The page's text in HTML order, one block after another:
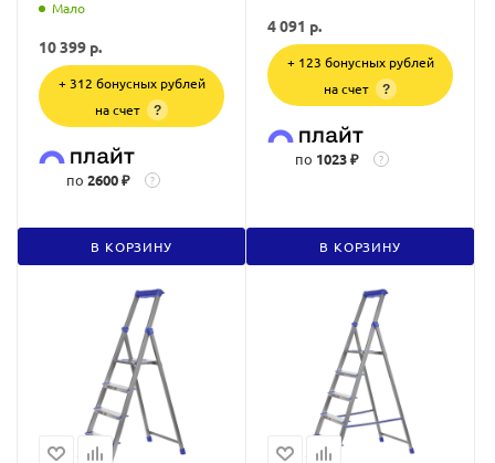
Мало
10 399 р.
+ 312 бонусных рублей
на счет
?
по 2600 ₽ ?
В КОРЗИНУ
4 091 р.
+ 123 бонусных рублей
на счет
?
по 1023 ₽ ?
В КОРЗИНУ